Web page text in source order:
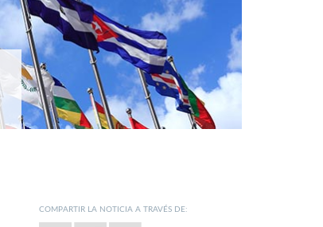
COMPARTIR LA NOTICIA A TRAVÉS DE: